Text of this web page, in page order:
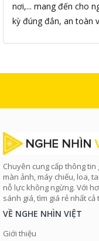
nơi,... mang đến cho
kỳ đúng đắn, an toàn
Chuyên cung cấp thông
màn ảnh, máy chiếu, loa,
nỗ lực không ngừng. Với
sánh giá, tìm giá rẻ nhất
VỀ NGHE NHÌN VIỆT
Giới thiệu